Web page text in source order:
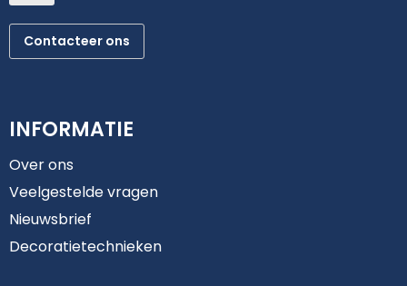
Contacteer ons
INFORMATIE
Over ons
Veelgestelde vragen
Nieuwsbrief
Decoratietechnieken